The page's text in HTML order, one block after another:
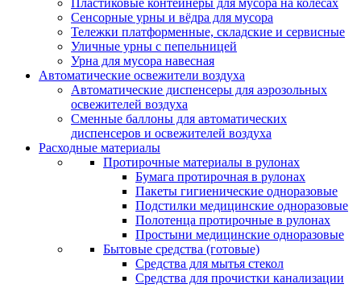
Пластиковые контейнеры для мусора на колёсах
Сенсорные урны и вёдра для мусора
Тележки платформенные, складские и сервисные
Уличные урны с пепельницей
Урна для мусора навесная
Автоматические освежители воздуха
Автоматические диспенсеры для аэрозольных
освежителей воздуха
Сменные баллоны для автоматических
диспенсеров и освежителей воздуха
Расходные материалы
Протирочные материалы в рулонах
Бумага протирочная в рулонах
Пакеты гигиенические одноразовые
Подстилки медицинские одноразовые
Полотенца протирочные в рулонах
Простыни медицинские одноразовые
Бытовые средства (готовые)
Средства для мытья стекол
Средства для прочистки канализации